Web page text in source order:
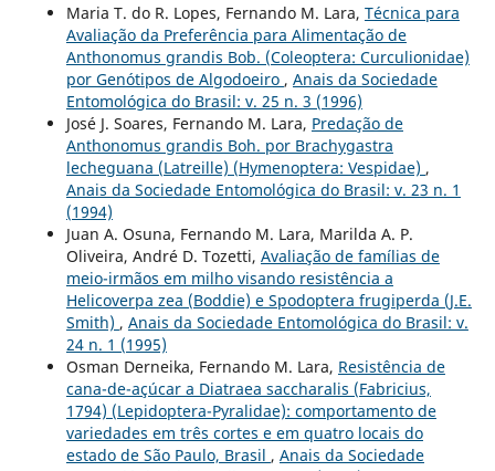
Maria T. do R. Lopes, Fernando M. Lara, Técnica para
Avaliação da Preferência para Alimentação de
Anthonomus grandis Bob. (Coleoptera: Curculionidae)
por Genótipos de Algodoeiro , Anais da Sociedade
Entomológica do Brasil: v. 25 n. 3 (1996)
José J. Soares, Fernando M. Lara, Predação de
Anthonomus grandis Boh. por Brachygastra
lecheguana (Latreille) (Hymenoptera: Vespidae) ,
Anais da Sociedade Entomológica do Brasil: v. 23 n. 1
(1994)
Juan A. Osuna, Fernando M. Lara, Marilda A. P.
Oliveira, André D. Tozetti, Avaliação de famílias de
meio-irmãos em milho visando resistência a
Helicoverpa zea (Boddie) e Spodoptera frugiperda (J.E.
Smith) , Anais da Sociedade Entomológica do Brasil: v.
24 n. 1 (1995)
Osman Derneika, Fernando M. Lara, Resistência de
cana-de-açúcar a Diatraea saccharalis (Fabricius,
1794) (Lepidoptera-Pyralidae): comportamento de
variedades em três cortes e em quatro locais do
estado de São Paulo, Brasil , Anais da Sociedade